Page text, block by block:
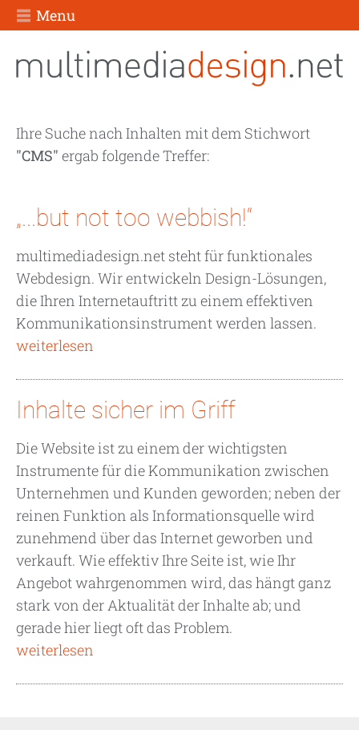
Menu
Ihre Suche nach Inhalten mit dem Stichwort
"CMS" ergab folgende Treffer:
„...but not too webbish!“
multimediadesign.net steht für funktionales
Webdesign. Wir entwickeln Design-Lösungen,
die Ihren Internetauftritt zu einem effektiven
Kommunikationsinstrument werden lassen.
weiterlesen
Inhalte sicher im Griff
Die Website ist zu einem der wichtigsten
Instrumente für die Kommunikation zwischen
Unternehmen und Kunden geworden; neben der
reinen Funktion als Informationsquelle wird
zunehmend über das Internet geworben und
verkauft. Wie effektiv Ihre Seite ist, wie Ihr
Angebot wahrgenommen wird, das hängt ganz
stark von der Aktualität der Inhalte ab; und
gerade hier liegt oft das Problem.
weiterlesen